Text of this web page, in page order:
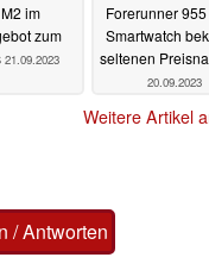
im
zum
21.09.2023
Forerunner
Smartwatch
seltenen
20.09.2023
Weitere Artikel
/ Antworten